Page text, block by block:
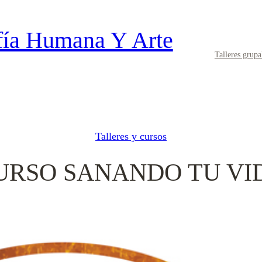
Humana Y Arte
Talleres
Talleres y cursos
SANANDO TU